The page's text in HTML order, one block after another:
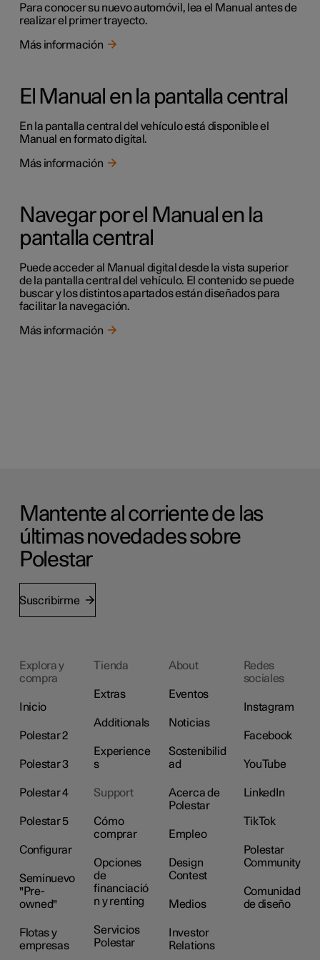
Para conocer su nuevo automóvil, lea el Manual antes de
realizar el primer trayecto.
Más información
El Manual en la pantalla central
En la pantalla central del vehículo está disponible el
Manual en formato digital.
Más información
Navegar por el Manual en la
pantalla central
Puede acceder al Manual digital desde la vista superior
de la pantalla central del vehículo. El contenido se puede
buscar y los distintos apartados están diseñados para
facilitar la navegación.
Más información
Mantente al corriente de las
últimas novedades sobre
Polestar
Suscribirme
Explora y
compra
Inicio
Polestar 2
Polestar 3
Polestar 4
Polestar 5
Configurar
Seminuevo
"Pre-
owned"
Flotas y
empresas
Tienda
Extras
Additionals
Experience
s
Support
Cómo
comprar
Opciones
de
financiació
n y renting
Servicios
Polestar
About
Eventos
Noticias
Sostenibilid
ad
Acerca de
Polestar
Empleo
Design
Contest
Medios
Investor
Relations
Redes
sociales
Instagram
Facebook
YouTube
LinkedIn
TikTok
Polestar
Community
Comunidad
de diseño